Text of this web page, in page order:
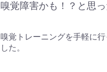
嗅覚障害かも！？と思
嗅覚トレーニングを手軽に
した。